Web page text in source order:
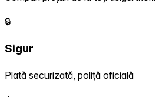
🔒
Sigur
Plată securizată, poliță oficială